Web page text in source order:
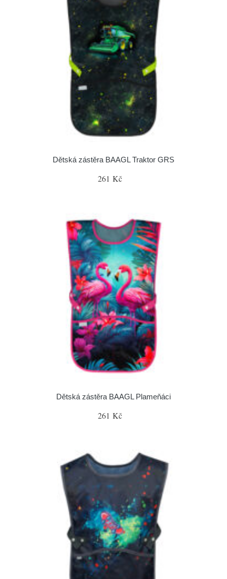
Dětská zástěra BAAGL Traktor GRS
261 Kč
Dětská zástěra BAAGL Plameňáci
261 Kč